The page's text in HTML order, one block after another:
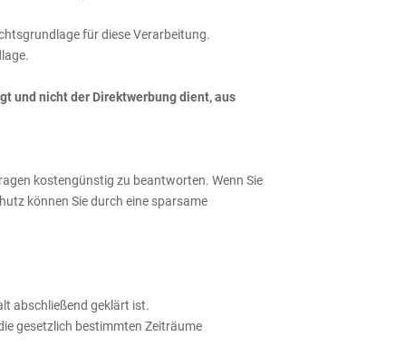
für diese Verarbeitung.
und nicht der Direktwerbung dient, aus
kostengünstig zu beantworten. Wenn Sie
können Sie durch eine sparsame
abschließend geklärt ist.
gesetzlich bestimmten Zeiträume